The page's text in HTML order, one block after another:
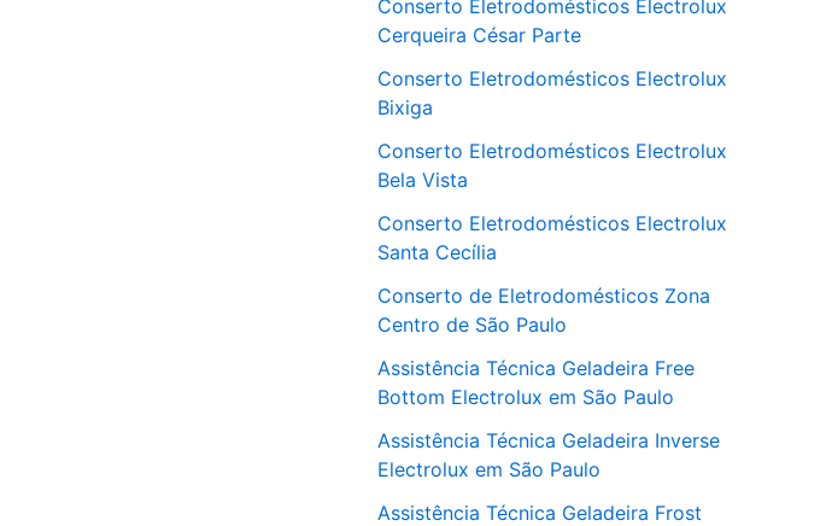
Conserto Eletrodomésticos Electrolux
Cerqueira César Parte
Conserto Eletrodomésticos Electrolux
Bixiga
Conserto Eletrodomésticos Electrolux
Bela Vista
Conserto Eletrodomésticos Electrolux
Santa Cecília
Conserto de Eletrodomésticos Zona
Centro de São Paulo
Assistência Técnica Geladeira Free
Bottom Electrolux em São Paulo
Assistência Técnica Geladeira Inverse
Electrolux em São Paulo
Assistência Técnica Geladeira Frost